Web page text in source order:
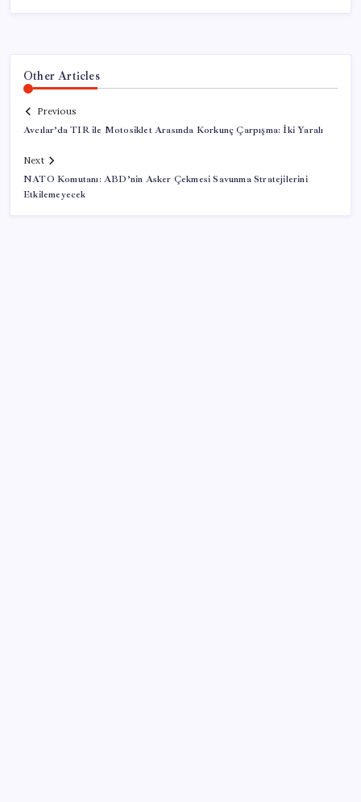
Other Articles
Previous
Avcılar’da TIR ile Motosiklet Arasında Korkunç Çarpışma: İki Yaralı
Next
NATO Komutanı: ABD’nin Asker Çekmesi Savunma Stratejilerini
Etkilemeyecek